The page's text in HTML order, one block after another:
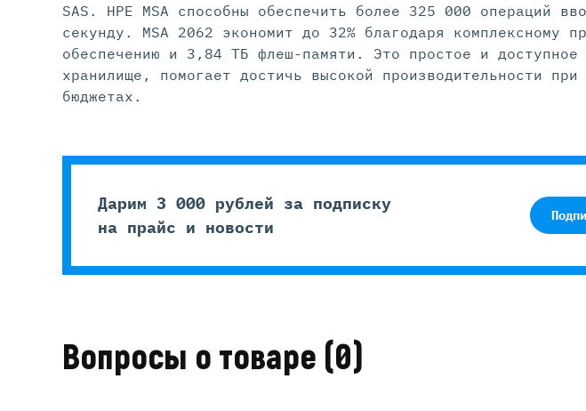
SAS. HPE MSA способны обеспечить более 325 000 операций
секунду. MSA 2062 экономит до 32% благодаря комплексному
обеспечению и 3,84 ТБ флеш-памяти. Это простое и доступное
хранилище, помогает достичь высокой производительности при
бюджетах.
Дарим 3 000 рублей за подписку
на прайс и новости
Вопросы о товаре (0)